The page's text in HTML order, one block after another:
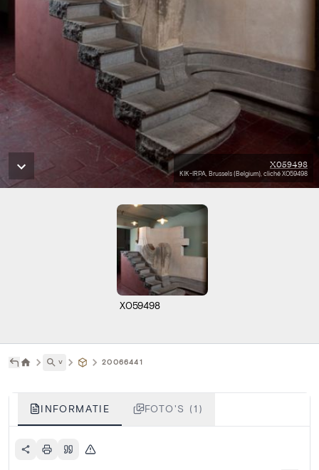
X059498
KIK-IRPA, Brussels (Belgium), cliché X059498
X059498
˅ 20066441
INFORMATIE FOTO'S (1)